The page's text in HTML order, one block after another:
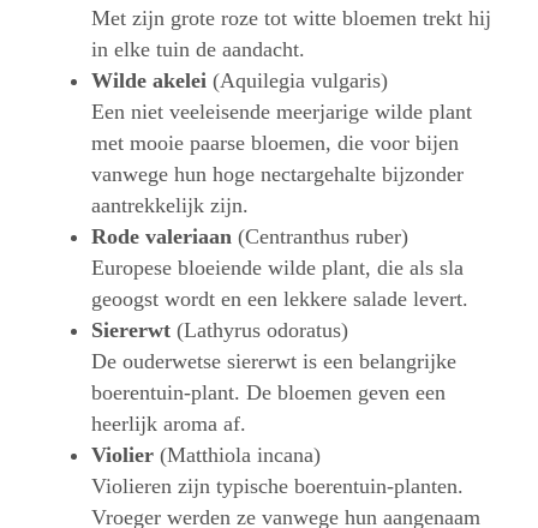
Met zijn grote roze tot witte bloemen trekt hij
in elke tuin de aandacht.
Wilde akelei (Aquilegia vulgaris)
Een niet veeleisende meerjarige wilde plant
met mooie paarse bloemen, die voor bijen
vanwege hun hoge nectargehalte bijzonder
aantrekkelijk zijn.
Rode valeriaan (Centranthus ruber)
Europese bloeiende wilde plant, die als sla
geoogst wordt en een lekkere salade levert.
Siererwt (Lathyrus odoratus)
De ouderwetse siererwt is een belangrijke
boerentuin-plant. De bloemen geven een
heerlijk aroma af.
Violier (Matthiola incana)
Violieren zijn typische boerentuin-planten.
Vroeger werden ze vanwege hun aangenaam